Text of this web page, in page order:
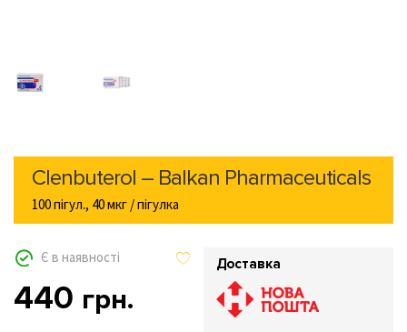
Доставка
Clenbuterol – Balkan Pharmaceuticals
100 пігул., 40 мкг / пігулка
Є в наявності
440 грн.